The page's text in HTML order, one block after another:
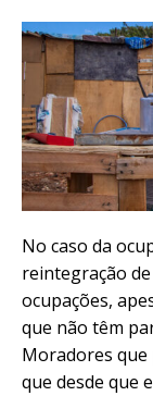
No caso da
reintegração
ocupações,
que não têm
Moradores
que desde que